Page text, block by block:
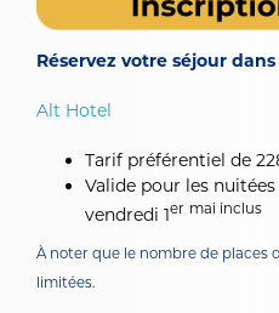
Réservez votre séjour
Alt Hotel
Tarif préférentiel de
Valide pour les
vendredi 1er mai inclus
À noter que le nombre de places
limitées.